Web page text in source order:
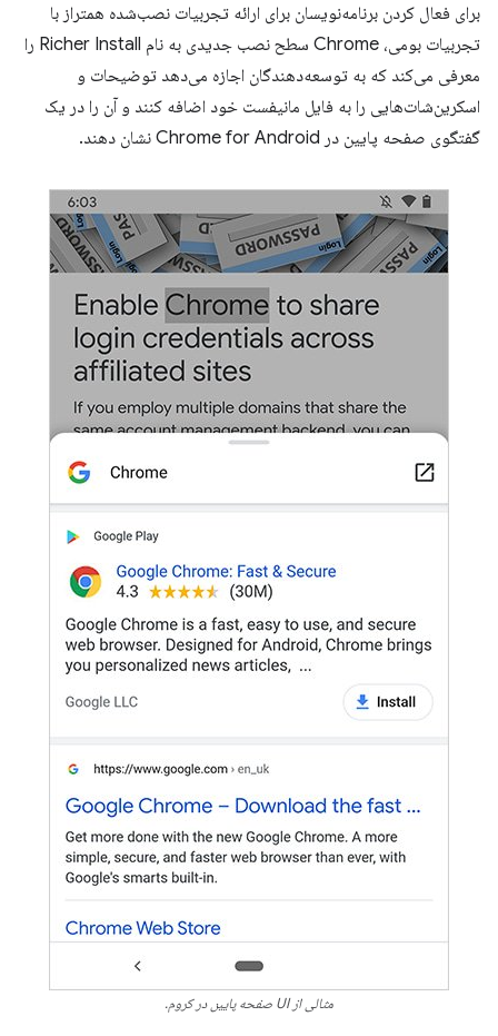
برای فعال کردن برنامه‌نویسان برای ارائه تجربیات نصب‌شده همتراز با
تجربیات بومی، Chrome سطح نصب جدیدی به نام Richer Install را
معرفی می‌کند که به توسعه‌دهندگان اجازه می‌دهد توضیحات و
اسکرین‌شات‌هایی را به فایل مانیفست خود اضافه کنند و آن را در یک
گفتگوی صفحه پایین در Chrome for Android نشان دهند.
مثالی از UI صفحه پایین در کروم.